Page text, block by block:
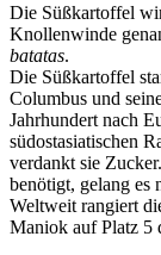
Die Süßkartoffel
Knollenwinde
batatas.
Die Süßkartoffel
Columbus und
Jahrhundert nach
südostasiatischen
verdankt sie
benötigt, gelang es
Weltweit rangiert
Maniok auf Platz 5